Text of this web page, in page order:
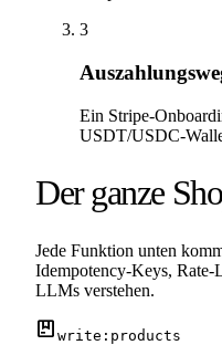
3
Ein Stripe-
USDT/USDC-
Der ganze
Jede Funktion unten
Idempotency-Keys,
LLMs verstehen.
package write:products